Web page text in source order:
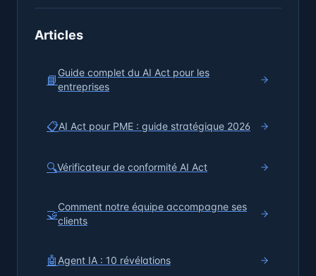
Articles
📘
Guide complet du AI Act pour les
entreprises
📋AI Act pour PME : guide stratégique 2026
🔍Vérificateur de conformité AI Act
🤝
Comment notre équipe accompagne ses
clients
🤖 Agent IA : 10 révélations